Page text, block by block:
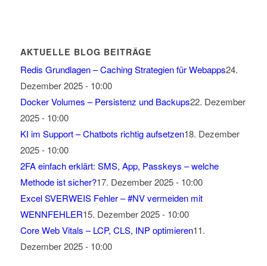
AKTUELLE BLOG BEITRÄGE
Redis Grundlagen – Caching Strategien für Webapps24.
Dezember 2025 - 10:00
Docker Volumes – Persistenz und Backups22. Dezember
2025 - 10:00
KI im Support – Chatbots richtig aufsetzen18. Dezember
2025 - 10:00
2FA einfach erklärt: SMS, App, Passkeys – welche
Methode ist sicher?17. Dezember 2025 - 10:00
Excel SVERWEIS Fehler – #NV vermeiden mit
WENNFEHLER15. Dezember 2025 - 10:00
Core Web Vitals – LCP, CLS, INP optimieren11.
Dezember 2025 - 10:00